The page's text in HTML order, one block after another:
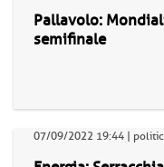
Pallavolo:
semifinale
07/09/2022 19:44 |